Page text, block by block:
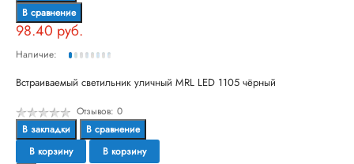
В сравнение
98.40 руб.
Наличие:
Встраиваемый светильник уличный MRL LED 1105 чёрный
Отзывов: 0
В закладки
В сравнение
В корзину
В корзину